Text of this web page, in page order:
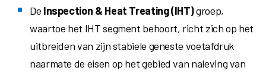
De Inspection & Heat Treating (IHT)groep,
waartoe het IHT segment behoort, richt zich op het
uitbreiden van zijn stabiele geneste voetafdruk
naarmate de eisen op het gebied van naleving van